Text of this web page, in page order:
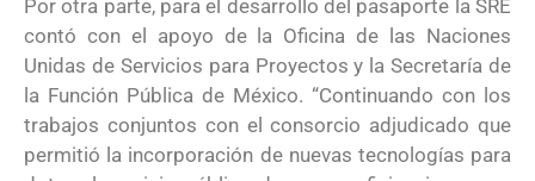
Por otra parte, para el desarrollo del pasaporte la SRE
contó con el apoyo de la Oficina de las Naciones
Unidas de Servicios para Proyectos y la Secretaría de
la Función Pública de México. “Continuando con los
trabajos conjuntos con el consorcio adjudicado que
permitió la incorporación de nuevas tecnologías para